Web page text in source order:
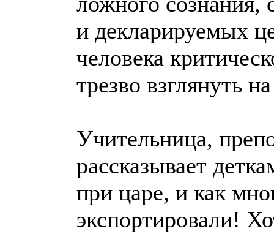
и декларируемых
человека
трезво взглянуть
Учительница,
рассказывает
при царе, и как
экспортировали!